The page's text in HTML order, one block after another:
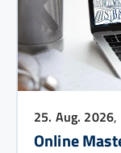
25. Aug. 2026,
Online